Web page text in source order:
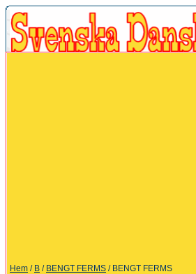
Hem / B / BENGT FERMS / BENGT FERMS